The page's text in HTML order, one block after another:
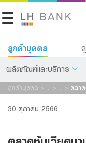
ลูกค้าบุคคล
ผลิตภัณฑ์และบริการ
เกี่ยวกับเรา
ลูกค้าบุคคล > > > ตลา
30 ตุลาคม 2566